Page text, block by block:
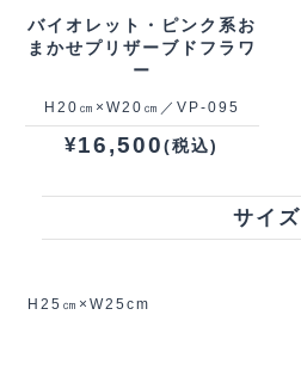
バイオレット・ピンク系お
まかせプリザーブドフラワ
ー
H20㎝×W20㎝／VP‐095
¥16,500(税込)
サイズ
H25㎝×W25cm